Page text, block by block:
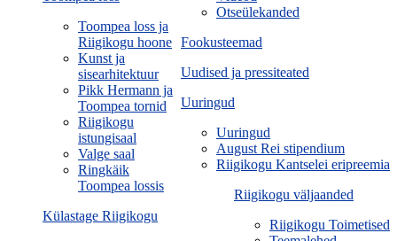
Otseülekanded
Fookusteemad
Uudised ja pressiteated
Uuringud
Uuringud
August Rei stipendium
Riigikogu Kantselei eripreemia
Riigikogu väljaanded
Riigikogu Toimetised
Toompea loss ja
Riigikogu hoone
Kunst ja
sisearhitektuur
Pikk Hermann ja
Toompea tornid
Riigikogu
istungisaal
Valge saal
Ringkäik
Toompea lossis
Külastage Riigikogu